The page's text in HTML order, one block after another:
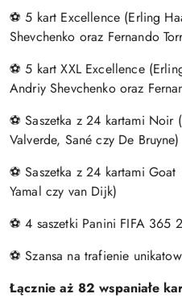
⚽ 5 kart Excellence (Erling
Shevchenko oraz Fernando
⚽ 5 kart XXL Excellence
Andriy Shevchenko oraz
⚽ Saszetka z 24 kartami Noir
Valverde, Sané czy De Bruyne)
⚽ Saszetka z 24 kartami
Yamal czy van Dijk)
⚽ 4 saszetki Panini FIFA 365
⚽ Szansa na trafienie
Łącznie aż 82 wspaniałe